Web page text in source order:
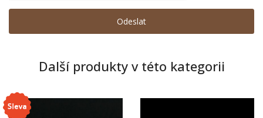
Další produkty v této kategorii